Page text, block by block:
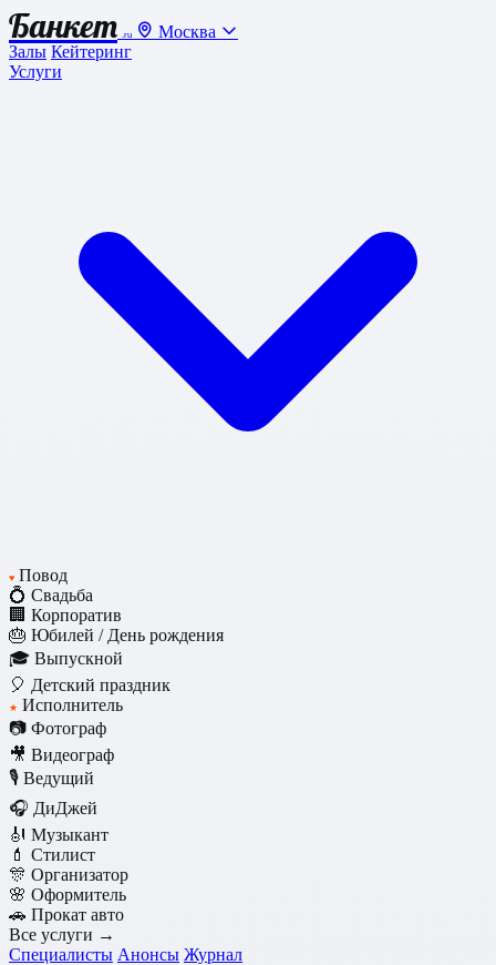
Банкет .ru
Москва
Залы Кейтеринг
Услуги
♥ Повод
💍 Свадьба
🏢 Корпоратив
🎂 Юбилей / День рождения
🎓 Выпускной
🎈 Детский праздник
★ Исполнитель
📷 Фотограф
🎥 Видеограф
🎙️ Ведущий
🎧 ДиДжей
🎻 Музыкант
💄 Стилист
🎊 Организатор
🌸 Оформитель
🚗 Прокат авто
Все услуги →
Специалисты Анонсы Журнал